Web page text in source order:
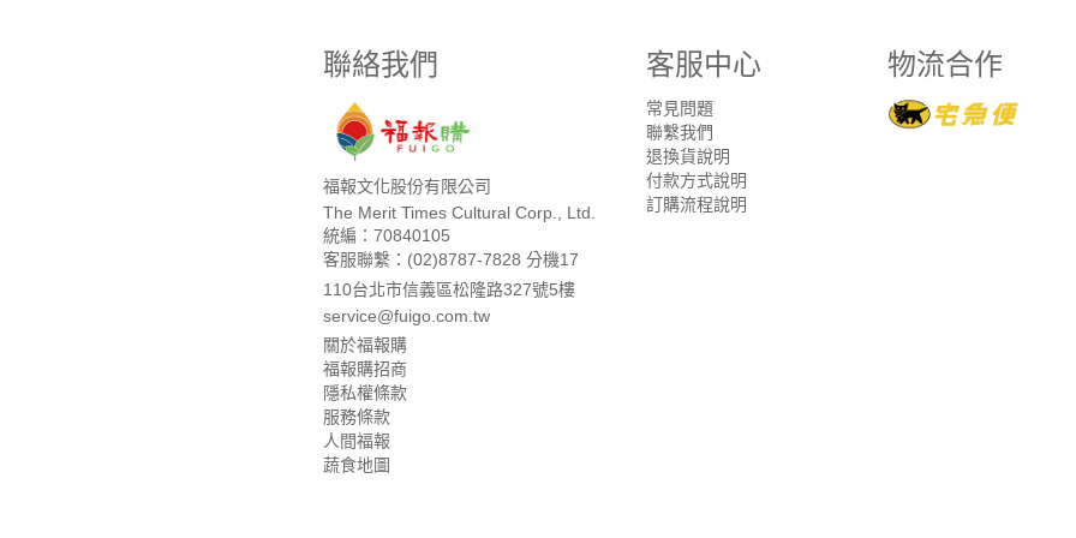
聯絡我們
福報文化股份有限公司
The Merit Times Cultural Corp., Ltd.
統編：70840105
客服聯繫：(02)8787-7828 分機17
110台北市信義區松隆路327號5樓
service@fuigo.com.tw
關於福報購
福報購招商
隱私權條款
服務條款
人間福報
蔬食地圖
客服中心
常見問題
聯繫我們
退換貨說明
付款方式說明
訂購流程說明
物流合作